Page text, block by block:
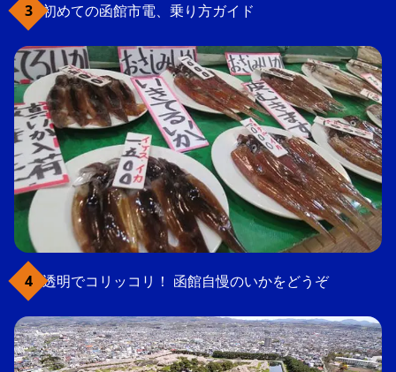
初めての函館市電、乗り方ガイド
透明でコリッコリ！ 函館自慢のいかをどうぞ